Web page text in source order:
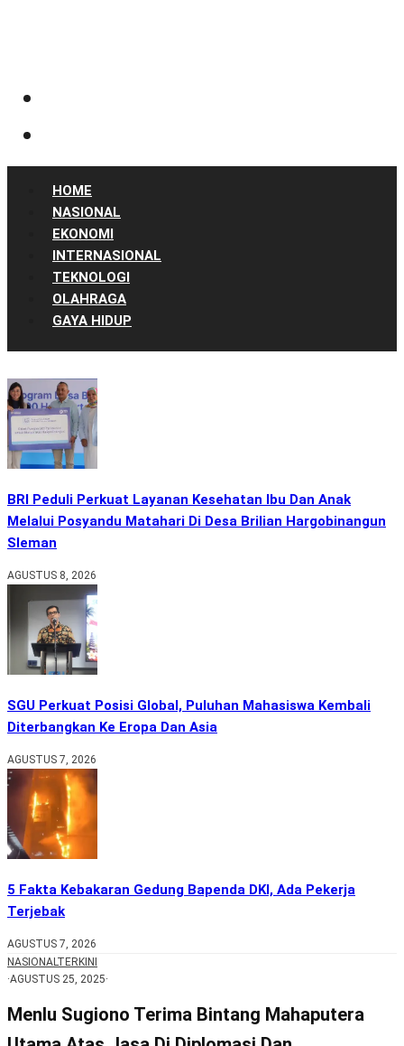
HOME
NASIONAL
EKONOMI
INTERNASIONAL
TEKNOLOGI
OLAHRAGA
GAYA HIDUP
BRI Peduli Perkuat Layanan Kesehatan Ibu Dan Anak
Melalui Posyandu Matahari Di Desa Brilian Hargobinangun
Sleman
AGUSTUS 8, 2026
SGU Perkuat Posisi Global, Puluhan Mahasiswa Kembali
Diterbangkan Ke Eropa Dan Asia
AGUSTUS 7, 2026
5 Fakta Kebakaran Gedung Bapenda DKI, Ada Pekerja
Terjebak
AGUSTUS 7, 2026
NASIONALTERKINI
·AGUSTUS 25, 2025·
Menlu Sugiono Terima Bintang Mahaputera